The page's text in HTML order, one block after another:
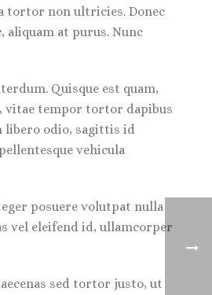
tortor non ultricies. Donec
aliquam at purus. Nunc
Quisque est quam,
vitae tempor tortor dapibus
libero odio, sagittis id
vehicula
posuere volutpat nulla
vel eleifend id, ullamcorper
sed tortor justo, ut